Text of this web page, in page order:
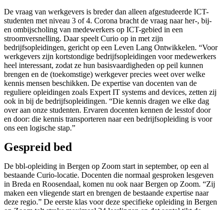
De vraag van werkgevers is breder dan alleen afgestudeerde ICT-
studenten met niveau 3 of 4. Corona bracht de vraag naar her-, bij-
en ombijscholing van medewerkers op ICT-gebied in een
stroomversnelling. Daar speelt Curio op in met zijn
bedrijfsopleidingen, gericht op een Leven Lang Ontwikkelen. “Voor
werkgevers zijn kortstondige bedrijfsopleidingen voor medewerkers
heel interessant, zodat ze hun basisvaardigheden op peil kunnen
brengen en de (toekomstige) werkgever precies weet over welke
kennis mensen beschikken. De expertise van docenten van de
reguliere opleidingen zoals Expert IT systems and devices, zetten zij
ook in bij de bedrijfsopleidingen. “Die kennis dragen we elke dag
over aan onze studenten. Ervaren docenten kennen de lesstof door
en door: die kennis transporteren naar een bedrijfsopleiding is voor
ons een logische stap.”
Gespreid bed
De bbl-opleiding in Bergen op Zoom start in september, op een al
bestaande Curio-locatie. Docenten die normaal gesproken lesgeven
in Breda en Roosendaal, komen nu ook naar Bergen op Zoom. “Zij
maken een vliegende start en brengen de bestaande expertise naar
deze regio.” De eerste klas voor deze specifieke opleiding in Bergen